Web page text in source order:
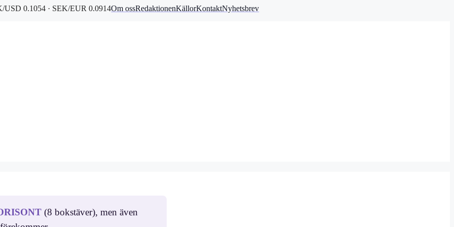
USD 0.1054 · SEK/EUR 0.0914Om ossRedaktionenKällorKontaktNyhetsbrev
(8 bokstäver), men även